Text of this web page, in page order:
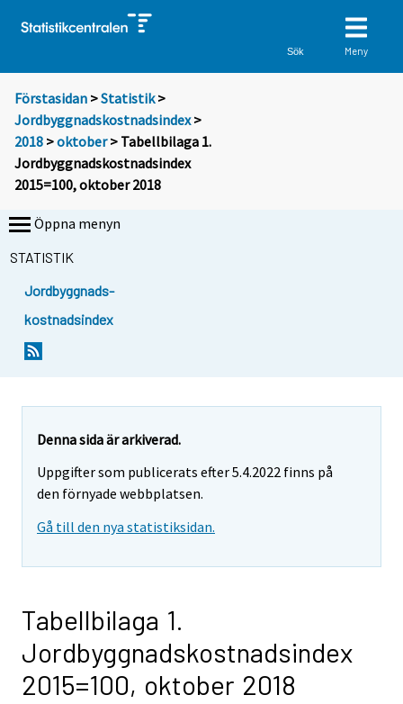
Sök Meny
Förstasidan >Statistik >
Jordbyggnadskostnadsindex>
2018 >oktober> Tabellbilaga 1.
Jordbyggnadskostnadsindex
2015=100, oktober 2018
Öppna menyn
STATISTIK
Jordbyggnads-
kostnadsindex
Denna sida är arkiverad.
Uppgifter som publicerats efter 5.4.2022 finns på
den förnyade webbplatsen.
Gå till den nya statistiksidan.
Tabellbilaga 1.
Jordbyggnadskostnadsindex
2015=100, oktober 2018